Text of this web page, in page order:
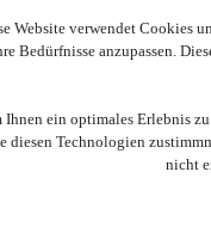
Website verwendet Cookies
Bedürfnisse anzupassen.
Ihnen ein optimales Erlebnis
diesen Technologien
nicht
Um diesen Inhalt